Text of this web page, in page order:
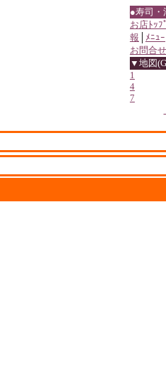
●寿司
お店ﾄｯﾌﾟ
報
ﾒﾆｭｰ
お問合せ
▼地図
1
4
7